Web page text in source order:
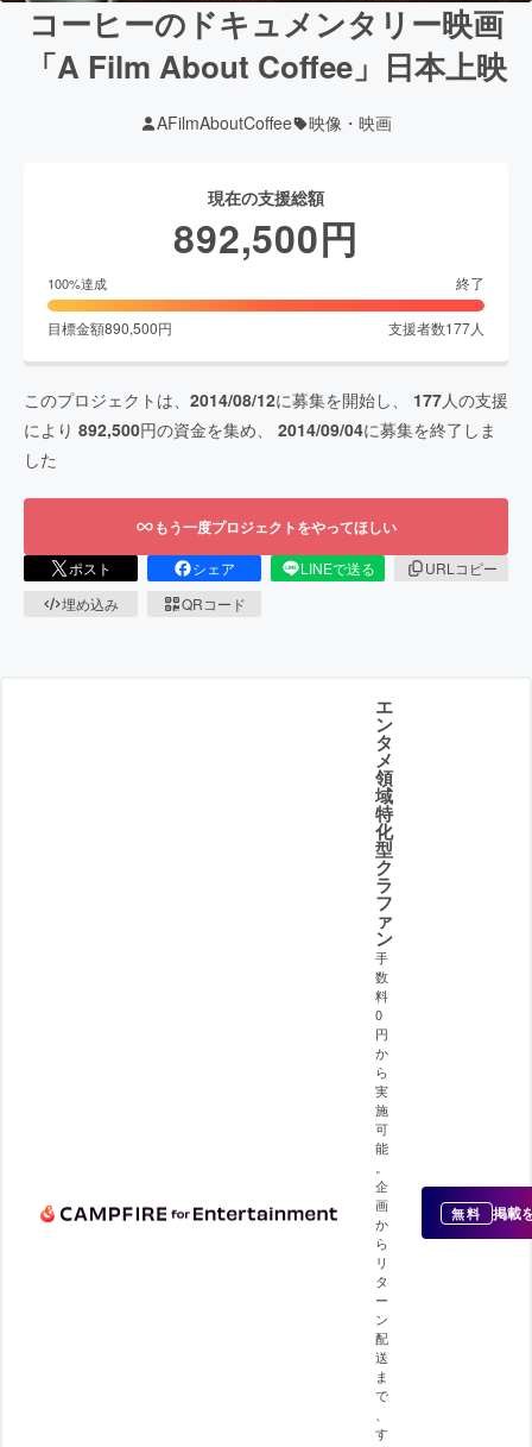
コーヒーのドキュメンタリー映画
「A Film About Coffee」日本上映
AFilmAboutCoffee 映像・映画
現在の支援総額
892,500円
100%達成 終了
目標金額890,500円 支援者数177人
このプロジェクトは、 2014/08/12に募集を開始し、 177人の支援
により 892,500円の資金を集め、 2014/09/04に募集を終了しま
した
もう一度プロジェクトをやってほしい
ポスト シェア LINEで送る
URLコピー
埋め込み
QRコード
エ
ン
タ
メ
領
域
特
化
型
ク
ラ
フ
ァ
ン
手
数
料
0
円
か
ら
実
施
可
能
。
企
画
か
ら
リ
タ
ー
ン
配
送
ま
で
、
す
無料 掲載